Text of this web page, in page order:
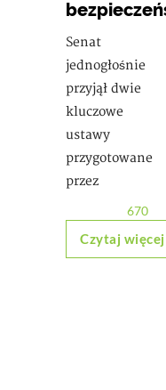
Senat
jednogłośnie
przyjął dwie
kluczowe
ustawy
przygotowane
przez
670
Czytaj więcej